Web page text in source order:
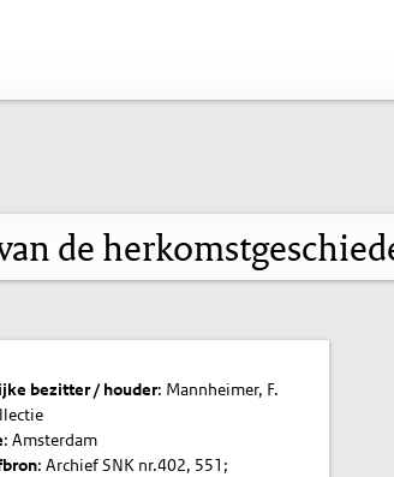
de
bezitter / houder: Mannheimer, F.
: Amsterdam
: Archief SNK nr.402, 551;